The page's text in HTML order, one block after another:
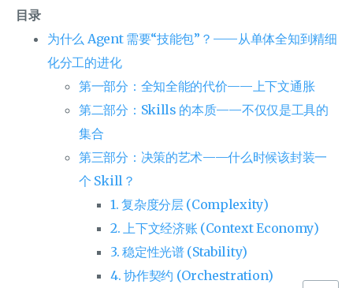
目录
为什么 Agent 需要“技能包”？——从单体全知到精细
化分工的进化
第一部分：全知全能的代价——上下文通胀
第二部分：Skills 的本质——不仅仅是工具的
集合
第三部分：决策的艺术——什么时候该封装一
个 Skill？
1. 复杂度分层 (Complexity)
2. 上下文经济账 (Context Economy)
3. 稳定性光谱 (Stability)
4. 协作契约 (Orchestration)